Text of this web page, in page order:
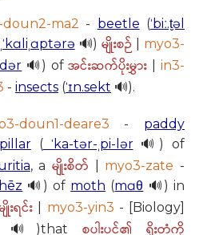
doun2-ma2 - beetle (ˈbiː.t̬əl
ˌˈkɑliˌɑptərə 🔊)မျိုးစဉ်
myo3-
🔊) ofအင်းဆက်ပိုးမွှား |in3-
- insects (ˈɪn.sekt 🔊).
doun1-deare3 - paddy
(ˈka-tər-ˌpi-lər🔊) of
, aမျိုးစိတ် myo3-zate -
🔊) of moth (mɑθ 🔊) in
ျိုးရင်း myo3-yin3 - [Biology]
🔊)that စပါးပင်၏ ရိုးတံကို